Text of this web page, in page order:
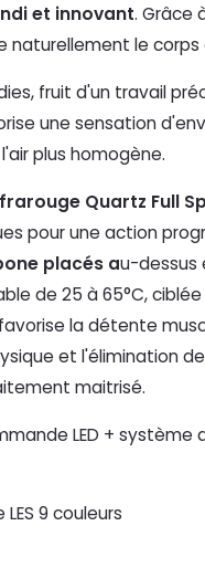
et innovant. Grâce
naturellement le corps
fruit d'un travail
une sensation
plus homogène.
Quartz Full
pour une action
placés au-dessus
de 25 à 65°C,
la détente
et l'élimination
maitrisé.
LED + système
9 couleurs